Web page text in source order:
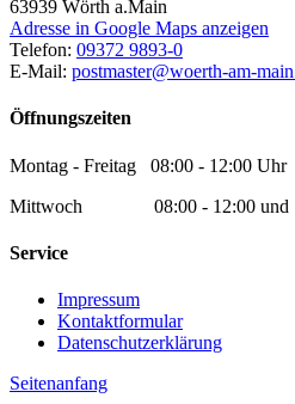
63939 Wörth a.Main
Adresse in Google Maps anzeigen
Telefon: 09372 9893-0
E-Mail: postmaster@woerth-am-
Öffnungszeiten
Montag - Freitag 08:00 - 12:00 Uhr
Mittwoch 08:00 - 12:00 und
Service
Impressum
Kontaktformular
Datenschutzerklärung
Seitenanfang